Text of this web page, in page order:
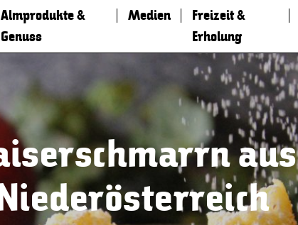
Almprodukte &
Genuss
Medien
Freizeit &
Erholung
aus